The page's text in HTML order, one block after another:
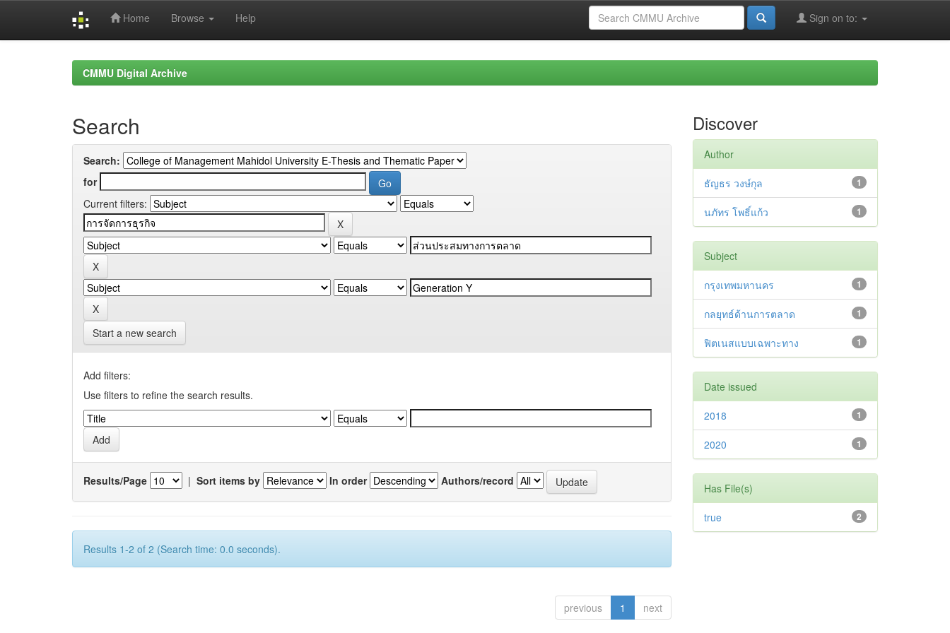
Home Browse Help Sign on to:
CMMU Digital Archive
Search
Search:
for
Current filters:
Start a new search
Add filters:
Use filters to refine the search results.
Results/Page | Sort items by In order Authors/record
Results 1-2 of 2 (Search time: 0.0 seconds).
previous 1 next
Discover
Author
1
ธัญธร วงษ์กุล
1
นภัทร โพธิ์แก้ว
Subject
1
กรุงเทพมหานคร
1
กลยุทธ์ด้านการตลาด
1
ฟิตเนสแบบเฉพาะทาง
Date issued
1
2018
1
2020
Has File(s)
2
true